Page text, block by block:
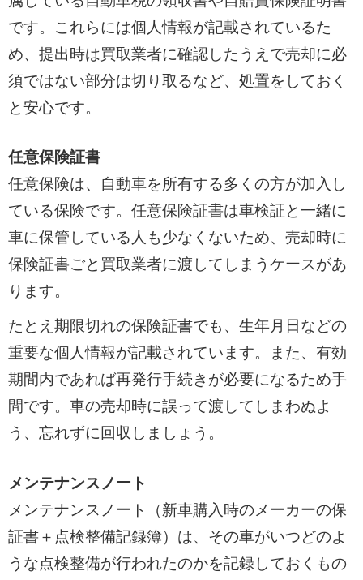
です。これらには個人情報が記載されているた
め、提出時は買取業者に確認したうえで売却に必
須ではない部分は切り取るなど、処置をしておく
と安心です。
任意保険証書
任意保険は、自動車を所有する多くの方が加入し
ている保険です。任意保険証書は車検証と一緒に
車に保管している人も少なくないため、売却時に
保険証書ごと買取業者に渡してしまうケースがあ
ります。
たとえ期限切れの保険証書でも、生年月日などの
重要な個人情報が記載されています。また、有効
期間内であれば再発行手続きが必要になるため手
間です。車の売却時に誤って渡してしまわぬよ
う、忘れずに回収しましょう。
メンテナンスノート
メンテナンスノート（新車購入時のメーカーの保
証書＋点検整備記録簿）は、その車がいつどのよ
うな点検整備が行われたのかを記録しておくもの